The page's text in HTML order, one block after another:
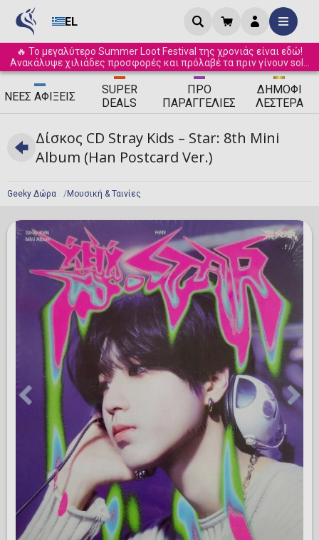
EL
🔥 Το μεγαλύτερο Summer Loot Festival της χρονιάς είναι εδώ!
Ανακάλυψε χιλιάδες προσφορές και πρόλαβέ τα πριν γίνουν sold
out! ☀️
ΝΈΕΣ ΑΦΊΞΕΙΣ
SUPER
DEALS
ΠΡΟ
ΠΑΡΑΓΓΕΛΊΕΣ
ΔΗΜΟΦΙ
ΛΈΣΤΕΡΑ
Geeky Δώρα Μουσική & Ταινίες
Δίσκος CD Stray Kids – Star: 8th Mini
Album (Han Postcard Ver.)